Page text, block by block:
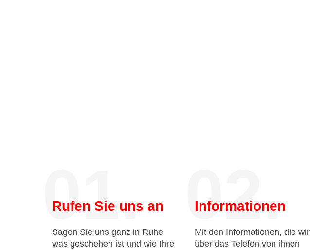
01.
Rufen Sie uns an
Sagen Sie uns ganz in Ruhe
was geschehen ist und wie Ihre
02.
Informationen
Mit den Informationen, die wir
über das Telefon von ihnen